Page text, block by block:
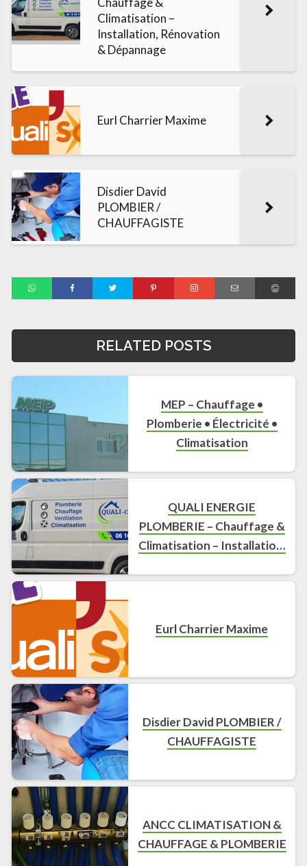
Climatisation –
Installation, Rénovation
& Dépannage
Eurl Charrier Maxime
Disdier David
PLOMBIER /
CHAUFFAGISTE
RELATED POSTS
MEP – Chauffage •
Plomberie • Électricité •
Climatisation
QUALI ENERGIE
PLOMBERIE – Chauffage &
Climatisation – Installation,
Eurl Charrier Maxime
Disdier David PLOMBIER /
CHAUFFAGISTE
ANCC CLIMATISATION &
CHAUFFAGE & PLOMBERIE